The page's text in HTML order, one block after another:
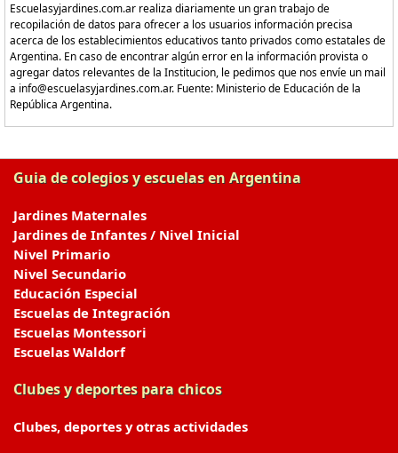
Escuelasyjardines.com.ar realiza diariamente un gran trabajo de
recopilación de datos para ofrecer a los usuarios información precisa
acerca de los establecimientos educativos tanto privados como estatales de
Argentina. En caso de encontrar algún error en la información provista o
agregar datos relevantes de la Institucion, le pedimos que nos envíe un mail
a info@escuelasyjardines.com.ar. Fuente: Ministerio de Educación de la
República Argentina.
Guia de colegios y escuelas en Argentina
Jardines Maternales
Jardines de Infantes / Nivel Inicial
Nivel Primario
Nivel Secundario
Educación Especial
Escuelas de Integración
Escuelas Montessori
Escuelas Waldorf
Clubes y deportes para chicos
Clubes, deportes y otras actividades